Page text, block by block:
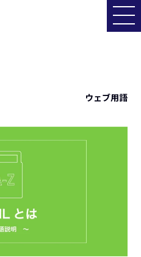
ウェブ用語